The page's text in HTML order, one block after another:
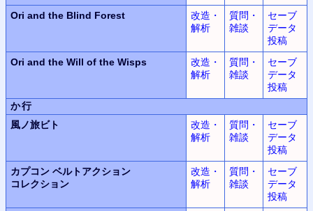
Ori and the Blind Forest
改造・
解析
質問・
雑談
セーブ
データ
投稿
Ori and the Will of the Wisps
改造・
解析
質問・
雑談
セーブ
データ
投稿
か行
風ノ旅ビト
改造・
解析
質問・
雑談
セーブ
データ
投稿
カプコン ベルトアクション
コレクション
改造・
解析
質問・
雑談
セーブ
データ
投稿